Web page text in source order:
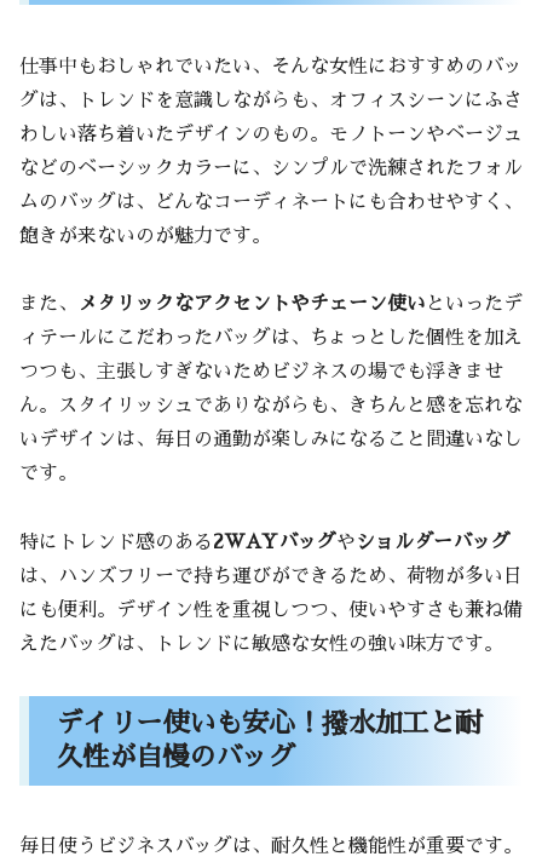
仕事中もおしゃれでいたい、そんな女性におすすめのバッ
グは、トレンドを意識しながらも、オフィスシーンにふさ
わしい落ち着いたデザインのもの。モノトーンやベージュ
などのベーシックカラーに、シンプルで洗練されたフォル
ムのバッグは、どんなコーディネートにも合わせやすく、
飽きが来ないのが魅力です。
また、 メタリックなアクセントやチェーン使い といったデ
ィテールにこだわったバッグは、ちょっとした個性を加え
つつも、主張しすぎないためビジネスの場でも浮きませ
ん。スタイリッシュでありながらも、きちんと感を忘れな
いデザインは、毎日の通勤が楽しみになること間違いなし
です。
特にトレンド感のある2WAYバッグ やショルダーバッグ
は、ハンズフリーで持ち運びができるため、荷物が多い日
にも便利。デザイン性を重視しつつ、使いやすさも兼ね備
えたバッグは、トレンドに敏感な女性の強い味方です。
デイリー使いも安心！撥水加工と耐
久性が自慢のバッグ
毎日使うビジネスバッグは、耐久性と機能性が重要です。